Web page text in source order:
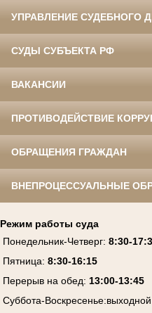
УПРАВЛЕНИЕ СУДЕБНОГО
СУДЫ СУБЪЕКТА РФ
ВАКАНСИИ
ПРОТИВОДЕЙСТВИЕ
ОБРАЩЕНИЯ ГРАЖДАН
ВНЕПРОЦЕССУАЛЬНЫЕ
Режим работы суда
Понедельник-Четверг: 8:30-
Пятница: 8:30-16:15
Перерыв на обед: 13:00-13:45
Суббота-Воскресенье:выходной